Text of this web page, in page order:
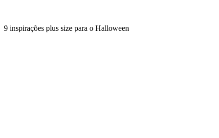
9 inspirações plus size para o Halloween